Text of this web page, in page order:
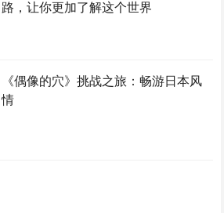
路，让你更加了解这个世界
《偶像的穴》挑战之旅：畅游日本风
情